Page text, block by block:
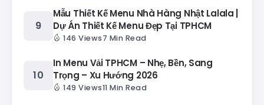
Mẫu Thiết Kế Menu Nhà Hàng Nhật Lalala |
Dự Án Thiết Kế Menu Đẹp Tại TPHCM
146 Views7 Min Read
In Menu Vải TPHCM – Nhẹ, Bền, Sang
Trọng – Xu Hướng 2026
149 Views11 Min Read